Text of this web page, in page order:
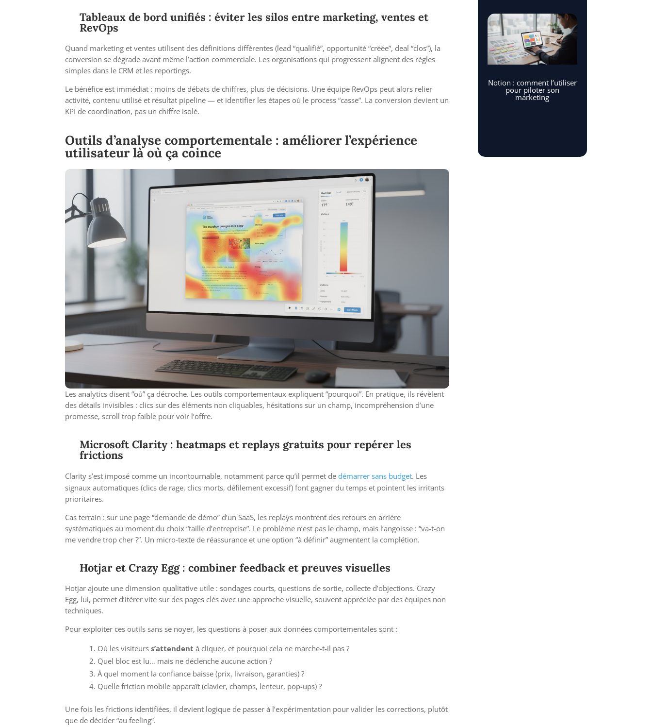
Tableaux de bord unifiés : éviter les silos entre marketing, ventes et
RevOps
Quand marketing et ventes utilisent des définitions différentes (lead “qualifié”, opportunité “créée”, deal “clos”), la
conversion se dégrade avant même l’action commerciale. Les organisations qui progressent alignent des règles
simples dans le CRM et les reportings.
Le bénéfice est immédiat : moins de débats de chiffres, plus de décisions. Une équipe RevOps peut alors relier
activité, contenu utilisé et résultat pipeline — et identifier les étapes où le process “casse”. La conversion devient un
KPI de coordination, pas un chiffre isolé.
Outils d’analyse comportementale : améliorer l’expérience
utilisateur là où ça coince
Les analytics disent “où” ça décroche. Les outils comportementaux expliquent “pourquoi”. En pratique, ils révèlent
des détails invisibles : clics sur des éléments non cliquables, hésitations sur un champ, incompréhension d’une
promesse, scroll trop faible pour voir l’offre.
Microsoft Clarity : heatmaps et replays gratuits pour repérer les
frictions
Clarity s’est imposé comme un incontournable, notamment parce qu’il permet de démarrer sans budget. Les
signaux automatiques (clics de rage, clics morts, défilement excessif) font gagner du temps et pointent les irritants
prioritaires.
Cas terrain : sur une page “demande de démo” d’un SaaS, les replays montrent des retours en arrière
systématiques au moment du choix “taille d’entreprise”. Le problème n’est pas le champ, mais l’angoisse : “va-t-on
me vendre trop cher ?”. Un micro-texte de réassurance et une option “à définir” augmentent la complétion.
Hotjar et Crazy Egg : combiner feedback et preuves visuelles
Hotjar ajoute une dimension qualitative utile : sondages courts, questions de sortie, collecte d’objections. Crazy
Egg, lui, permet d’itérer vite sur des pages clés avec une approche visuelle, souvent appréciée par des équipes non
techniques.
Pour exploiter ces outils sans se noyer, les questions à poser aux données comportementales sont :
Où les visiteurss’attendent à cliquer, et pourquoi cela ne marche-t-il pas ?
Quel bloc est lu… mais ne déclenche aucune action ?
À quel moment la confiance baisse (prix, livraison, garanties) ?
Quelle friction mobile apparaît (clavier, champs, lenteur, pop-ups) ?
Une fois les frictions identifiées, il devient logique de passer à l’expérimentation pour valider les corrections, plutôt
que de décider “au feeling”.
Notion : comment l’utiliser
pour piloter son
marketing